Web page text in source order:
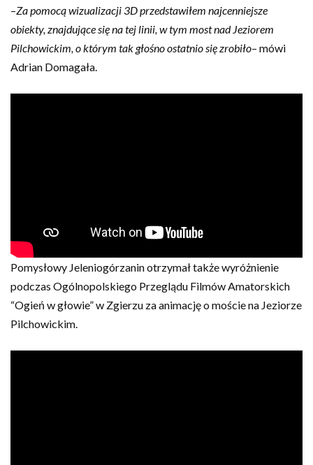
–Za pomocą wizualizacji 3D przedstawiłem najcenniejsze
obiekty, znajdujące się na tej linii, w tym most nad Jeziorem
Pilchowickim, o którym tak głośno ostatnio się zrobiło– mówi
Adrian Domagała.
Pomysłowy Jeleniogórzanin otrzymał także wyróżnienie
podczas Ogólnopolskiego Przeglądu Filmów Amatorskich
“Ogień w głowie” w Zgierzu za animację o moście na Jeziorze
Pilchowickim.